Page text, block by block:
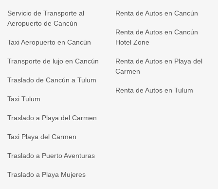
Servicio de Transporte al
Aeropuerto de Cancún
Taxi Aeropuerto en Cancún
Transporte de lujo en Cancún
Traslado de Cancún a Tulum
Taxi Tulum
Traslado a Playa del Carmen
Taxi Playa del Carmen
Traslado a Puerto Aventuras
Traslado a Playa Mujeres
Renta de Autos en Cancún
Renta de Autos en Cancún
Hotel Zone
Renta de Autos en Playa del
Carmen
Renta de Autos en Tulum